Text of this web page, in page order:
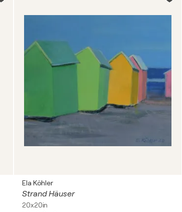
Ela Köhler
Strand Häuser
20x20in